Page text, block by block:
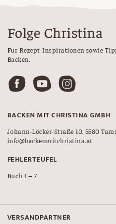
Folge Christina
Für Rezept-Inspirationen sowie
Backen.
BACKEN MIT CHRISTINA GMBH
Johann-Löcker-Straße 10, 5580
info@backenmitchristina.at
FEHLERTEUFEL
Buch 1 – 7
VERSANDPARTNER